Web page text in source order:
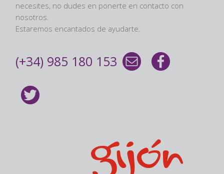
necesites, no dudes en ponerte en contacto con
nosotros.
Estaremos encantados de ayudarte.
(+34) 985 180 153